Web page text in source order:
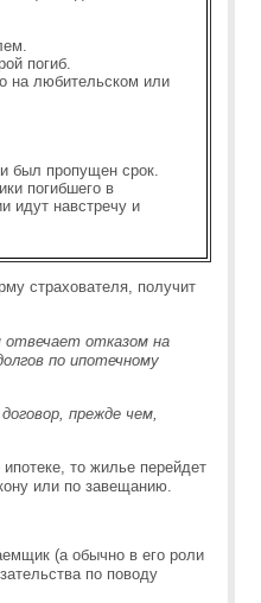
погиб.
на любительском или
был пропущен срок.
погибшего в
идут навстречу и
страхователя, получит
отвечает отказом на
по ипотечному
прежде чем,
то жилье перейдет
или по завещанию.
(а обычно в его роли
по поводу